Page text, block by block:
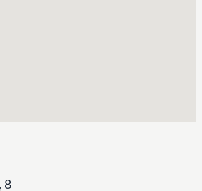
8